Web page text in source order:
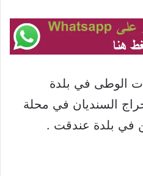
الوطى في بلدة
السنديان في محلة
في بلدة عندقت .